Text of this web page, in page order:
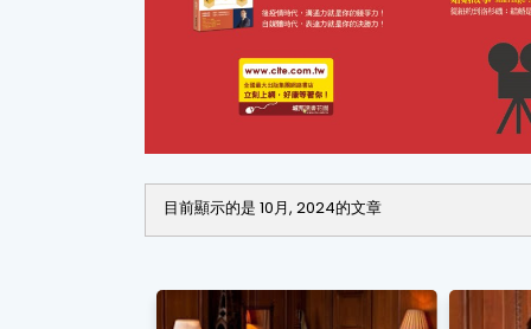
目前顯示的是 10月, 2024的文章